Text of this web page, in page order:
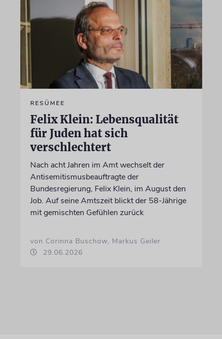
RESÜMEE
Felix Klein: Lebensqualität
für Juden hat sich
verschlechtert
Nach acht Jahren im Amt wechselt der
Antisemitismusbeauftragte der
Bundesregierung, Felix Klein, im August den
Job. Auf seine Amtszeit blickt der 58-Jährige
mit gemischten Gefühlen zurück
von Corinna Buschow, Markus Geiler
29.06.2026